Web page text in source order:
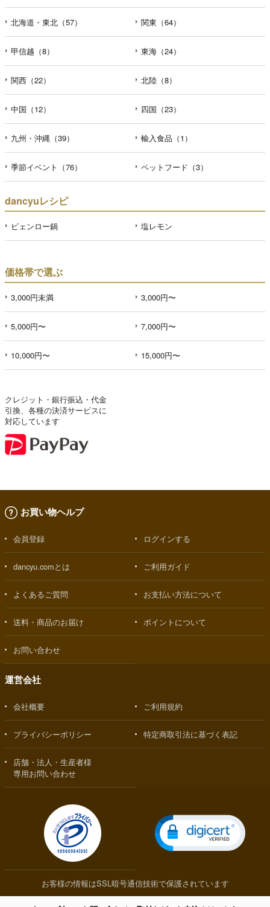
北海道・東北（57） 関東（64）
甲信越（8） 東海（24）
関西（22） 北陸（8）
中国（12） 四国（23）
九州・沖縄（39） 輸入食品（1）
季節イベント（76） ペットフード（3）
dancyuレシピ
ピェンロー鍋 塩レモン
価格帯で選ぶ
3,000円未満 3,000円〜
5,000円〜 7,000円〜
10,000円〜 15,000円〜
クレジット・銀行振込・代金
引換、各種の決済サービスに
対応しています
お買い物ヘルプ
会員登録 ログインする
dancyu.comとは ご利用ガイド
よくあるご質問 お支払い方法について
送料・商品のお届け ポイントについて
お問い合わせ
運営会社
会社概要 ご利用規約
プライバシーポリシー 特定商取引法に基づく表記
店舗・法人・生産者様
専用お問い合わせ
お客様の情報はSSL暗号通信技術で保護されています